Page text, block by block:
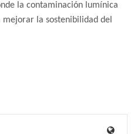
la contaminación lumínica
mejorar la sostenibilidad del